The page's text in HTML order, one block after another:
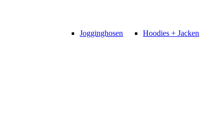
Jogginghosen Hoodies + Jacken